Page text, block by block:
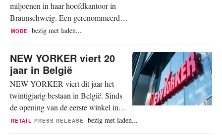
miljoenen in haar hoofdkantoor in
Braunschweig. Een gerenommeerd
architectenbureau uit Hamburg
ontwerpt de campus. De nieuwe
campus moet over vier tot vijf jaar
verrijzen. Moderne werk- en creatieve
ruimtes combineren functionaliteit en
designkwaliteit, belooft een
persbericht. Naast de gebruikelijke
kantoren,...
MODE bezig met laden...
NEW YORKER viert 20
jaar in België
NEW YORKER viert dit jaar het
twintigjarig bestaan in België. Sinds
de opening van de eerste winkel in
Antwerpen heeft de internationale
modeketen haar aanwezigheid
RETAIL PRESS RELEASE bezig met laden...